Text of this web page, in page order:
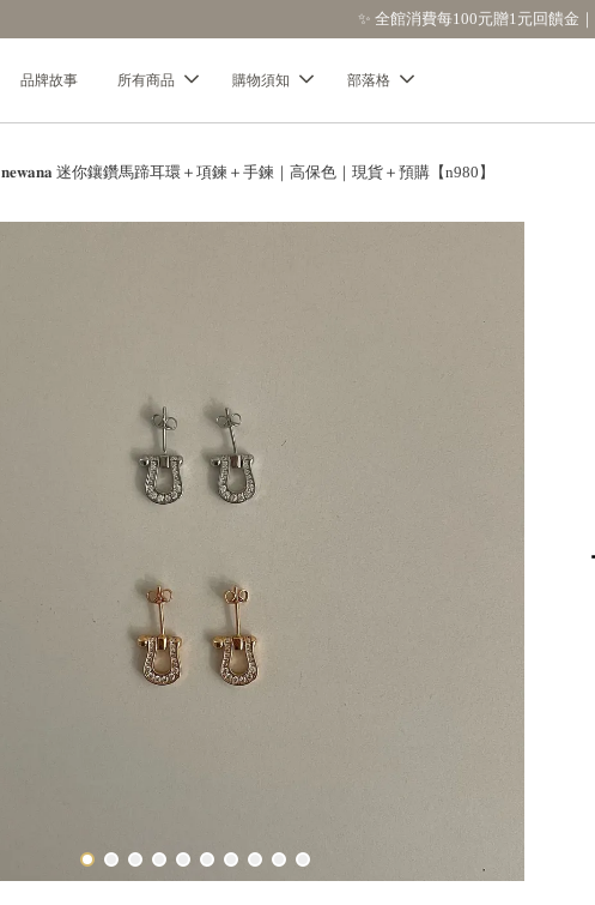
品牌故事 所有商品 購物須知 部落格
𝐧𝐞𝐰𝐚𝐧𝐚 迷你鑲鑽馬蹄耳環＋項鍊＋手鍊｜高保色｜現貨＋預購【n980】